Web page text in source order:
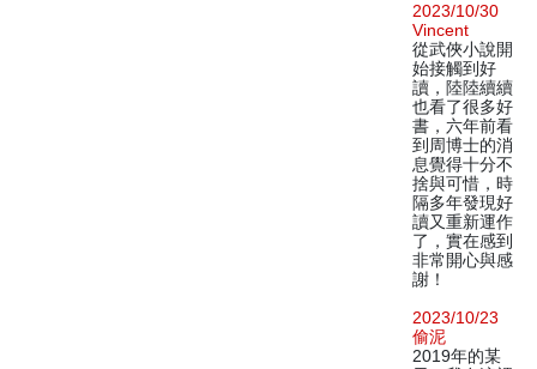
2023/10/30
Vincent
從武俠小說開
始接觸到好
讀，陸陸續續
也看了很多好
書，六年前看
到周博士的消
息覺得十分不
捨與可惜，時
隔多年發現好
讀又重新運作
了，實在感到
非常開心與感
謝！
2023/10/23
偷泥
2019年的某